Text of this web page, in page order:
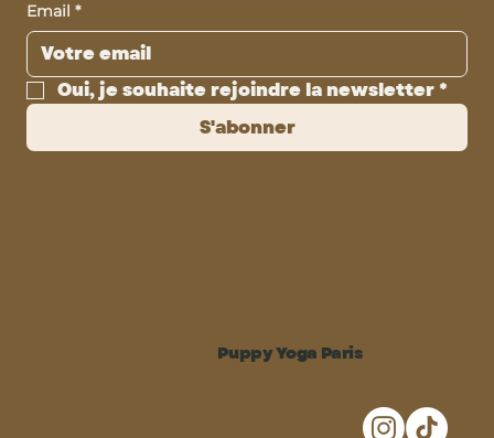
Email *
Oui, je souhaite rejoindre la newsletter *
S'abonner
Puppy Yoga Paris